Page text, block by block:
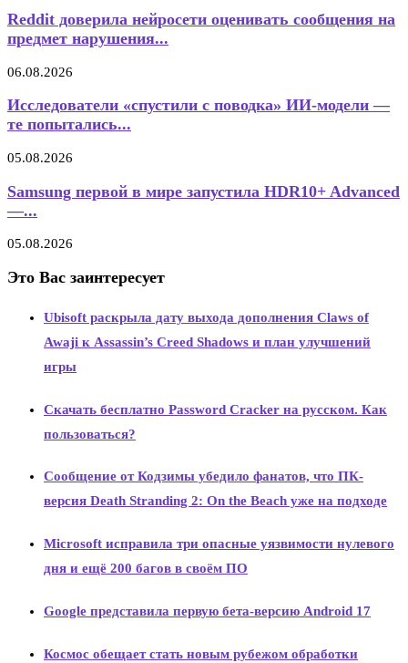
Reddit доверила нейросети оценивать сообщения на
предмет нарушения...
06.08.2026
Исследователи «спустили с поводка» ИИ-модели —
те попытались...
05.08.2026
Samsung первой в мире запустила HDR10+ Advanced
—...
05.08.2026
Это Вас заинтересует
Ubisoft раскрыла дату выхода дополнения Claws of
Awaji к Assassin’s Creed Shadows и план улучшений
игры
Скачать бесплатно Password Cracker на русском. Как
пользоваться?
Сообщение от Кодзимы убедило фанатов, что ПК-
версия Death Stranding 2: On the Beach уже на подходе
Microsoft исправила три опасные уязвимости нулевого
дня и ещё 200 багов в своём ПО
Google представила первую бета-версию Android 17
Космос обещает стать новым рубежом обработки